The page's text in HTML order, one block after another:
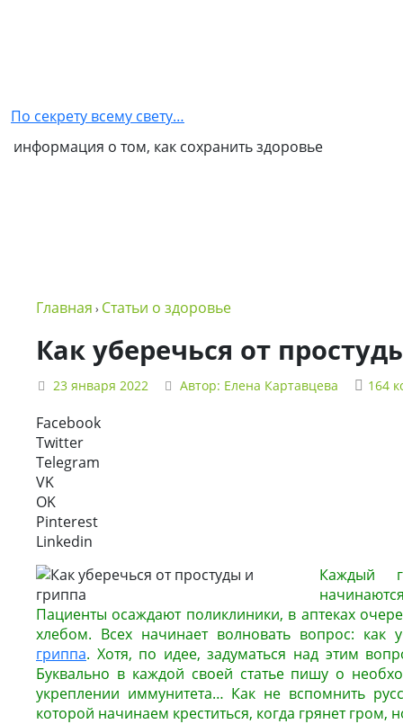
партнером
NSP
в
NSP
Политика
конфиденциальности
По секрету всему свету…
информация о том, как сохранить здоровье
Главная › Статьи о здоровье
Как уберечься от
23 января 2022 Автор: Елена Картавцева 164
Facebook
Twitter
Telegram
VK
OK
Pinterest
Linkedin
Каждый
Пациенты осаждают поликлиники, в аптеках
хлебом. Всех начинает волновать вопрос: как
гриппа. Хотя, по идее, задуматься над этим
Буквально в каждой своей статье пишу о
укреплении иммунитета… Как не вспомнить
которой начинаем креститься, когда грянет гром,